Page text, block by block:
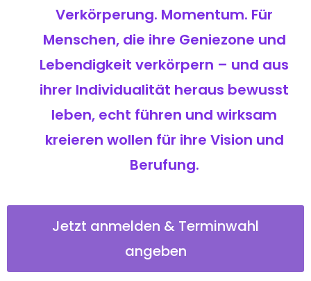
Verkörperung. Momentum. Für
Menschen, die ihre Geniezone und
Lebendigkeit verkörpern – und aus
ihrer Individualität heraus bewusst
leben, echt führen und wirksam
kreieren wollen für ihre Vision und
Berufung.
Jetzt anmelden & Terminwahl
angeben